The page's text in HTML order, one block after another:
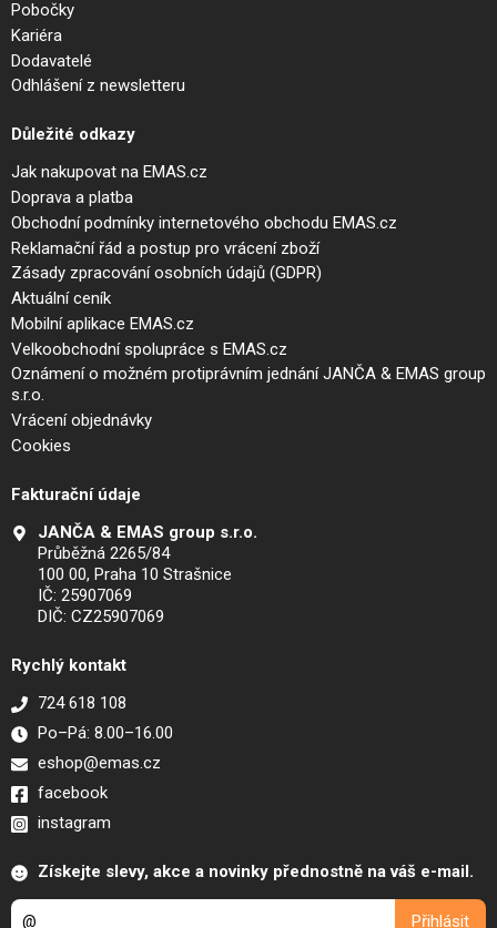
Pobočky
Kariéra
Dodavatelé
Odhlášení z newsletteru
Důležité odkazy
Jak nakupovat na EMAS.cz
Doprava a platba
Obchodní podmínky internetového obchodu EMAS.cz
Reklamační řád a postup pro vrácení zboží
Zásady zpracování osobních údajů (GDPR)
Aktuální ceník
Mobilní aplikace EMAS.cz
Velkoobchodní spolupráce s EMAS.cz
Oznámení o možném protiprávním jednání JANČA & EMAS group
s.r.o.
Vrácení objednávky
Cookies
Fakturační údaje
JANČA & EMAS group s.r.o.
Průběžná 2265/84
100 00, Praha 10 Strašnice
IČ: 25907069
DIČ: CZ25907069
Rychlý kontakt
724 618 108
Po–Pá: 8.00–16.00
eshop@emas.cz
facebook
instagram
Získejte slevy, akce a novinky přednostně na váš e-mail.